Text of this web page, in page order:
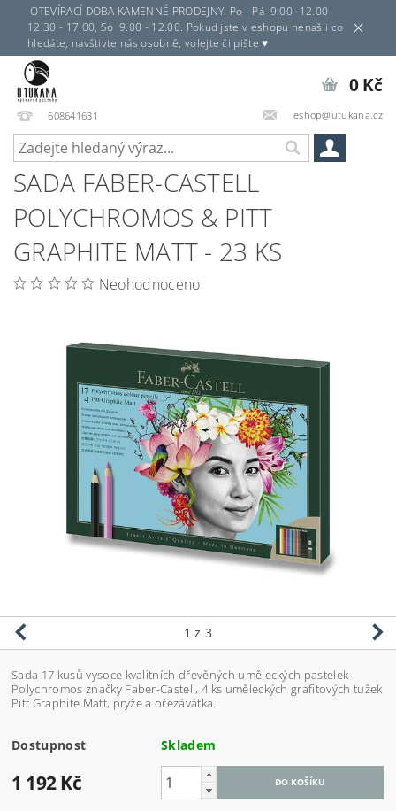
OTEVÍRACÍ DOBA KAMENNÉ PRODEJNY: Po - Pá 9.00 -12.00
12.30 - 17.00, So 9.00 - 12.00. Pokud jste v eshopu nenašli co
hledáte, navštivte nás osobně, volejte či pište ♥
608641631 eshop@utukana.cz
0 Kč
SADA FABER-CASTELL
POLYCHROMOS & PITT
GRAPHITE MATT - 23 KS
Neohodnoceno
1 z 3
Sada 17 kusů vysoce kvalitních dřevěných uměleckých pastelek
Polychromos značky Faber-Castell, 4 ks uměleckých grafitových tužek
Pitt Graphite Matt, pryže a ořezávátka.
Dostupnost Skladem
1 192 Kč